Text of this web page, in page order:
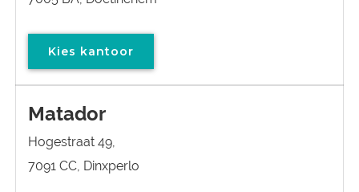
Kies kantoor
Matador
Hogestraat 49,
7091 CC, Dinxperlo